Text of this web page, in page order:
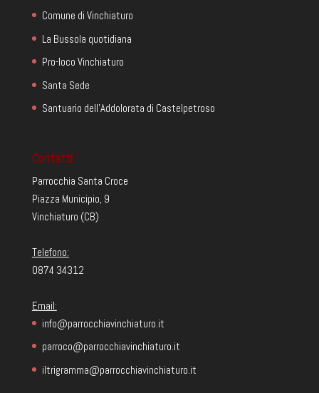
Comune di Vinchiaturo
La Bussola quotidiana
Pro-loco Vinchiaturo
Santa Sede
Santuario dell'Addolorata di Castelpetroso
Contatti
Parrocchia Santa Croce
Piazza Municipio, 9
Vinchiaturo (CB)
Telefono:
0874 34312
Email:
info@parrocchiavinchiaturo.it
parroco@parrocchiavinchiaturo.it
iltrigramma@parrocchiavinchiaturo.it